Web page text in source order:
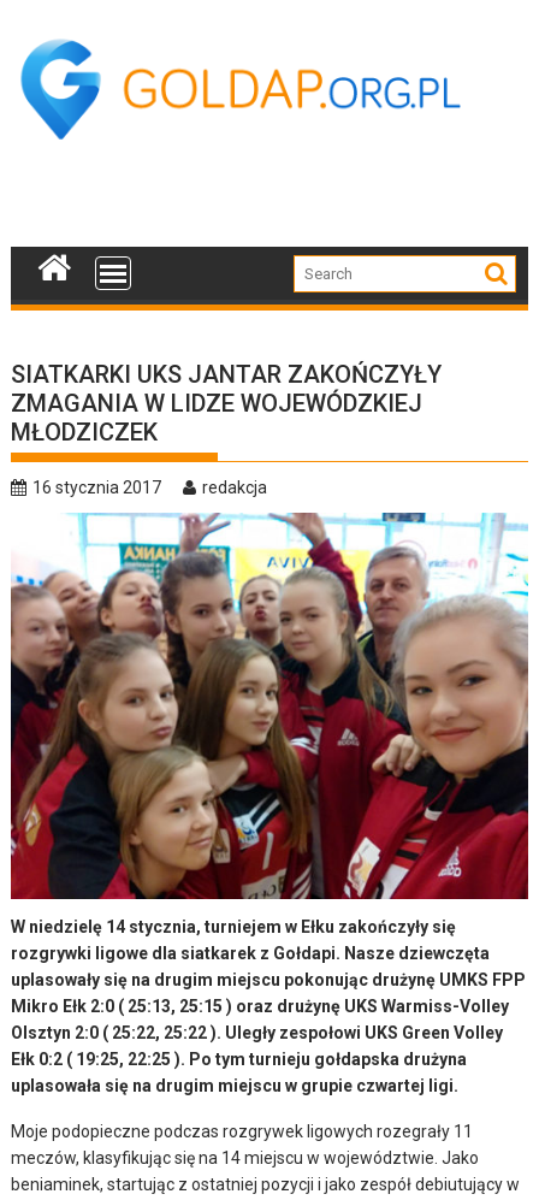
content
SIATKARKI UKS JANTAR ZAKOŃCZYŁY
ZMAGANIA W LIDZE WOJEWÓDZKIEJ
MŁODZICZEK
16 stycznia 2017 redakcja
W niedzielę 14 stycznia, turniejem w Ełku zakończyły się
rozgrywki ligowe dla siatkarek z Gołdapi. Nasze dziewczęta
uplasowały się na drugim miejscu pokonując drużynę UMKS FPP
Mikro Ełk 2:0 ( 25:13, 25:15 ) oraz drużynę UKS Warmiss-Volley
Olsztyn 2:0 ( 25:22, 25:22 ). Uległy zespołowi UKS Green Volley
Ełk 0:2 ( 19:25, 22:25 ). Po tym turnieju gołdapska drużyna
uplasowała się na drugim miejscu w grupie czwartej ligi.
Moje podopieczne podczas rozgrywek ligowych rozegrały 11
meczów, klasyfikując się na 14 miejscu w województwie. Jako
beniaminek, startując z ostatniej pozycji i jako zespół debiutujący w